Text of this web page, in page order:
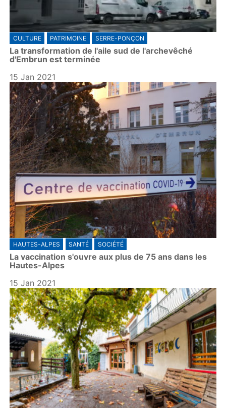
CULTURE PATRIMOINE SERRE-PONÇON
La transformation de l'aile sud de l'archevêché
d'Embrun est terminée
15 Jan 2021
HAUTES-ALPES SANTÉ SOCIÉTÉ
La vaccination s'ouvre aux plus de 75 ans dans les
Hautes-Alpes
15 Jan 2021